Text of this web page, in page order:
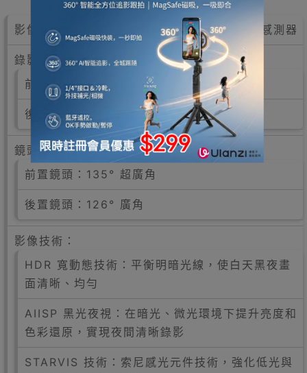
影像感測器：前後鏡頭均採用 索尼 IMX678 感測器
錄影解析度與幀率：
前置鏡頭：4K (3840x2160) @ 30fps
後置鏡頭：4K (3840x2160) @ 25fps
鏡頭視角：
前置鏡頭：135° 超廣角
後置鏡頭：126° 廣角
影像技術：
HDR 寬動態技術：平衡明暗光線，使白天黑夜畫
面清晰、均勻
AIISP 黑光夜視：在暗光、微光環境下提升亮度和
色彩還原，實現夜間清晰錄影
STARVIS 技術：索尼感光元件技術，強化低光與